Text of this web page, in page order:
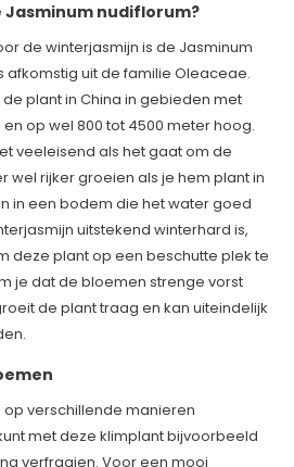
nudiflorum?
de winterjasmijn is de Jasminum
afkomstig uit de familie Oleaceae.
plant in China in gebieden met
op wel 800 tot 4500 meter hoog.
veeleisend als het gaat om de
wel rijker groeien als je hem plant in
in een bodem die het water goed
uitstekend winterhard is,
deze plant op een beschutte plek te
je dat de bloemen strenge vorst
de plant traag en kan uiteindelijk
op verschillende manieren
met deze klimplant bijvoorbeeld
verfraaien. Voor een mooi